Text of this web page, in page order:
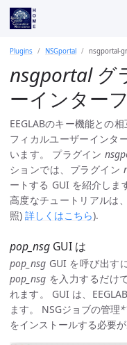
Plugins NSGportal nsgportal-
nsgportalグ
ーインター
EEGLABのキー機能との
フィカルユーザーインタ
います。 プラグイン
ションでは、プラグイン
ートする GUI を紹介しま
高度なチュートリアルは
照) 詳しくはこちら).
pop_nsg GUI は
pop_nsg GUI を呼び出す
pop_nsg を入力するだけ
れます。 GUI は、
ます。 NSGジョブの管理
をインストールする必要